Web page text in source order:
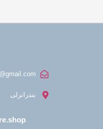
بندرانزلی